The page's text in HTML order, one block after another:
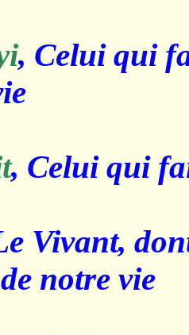
, Celui qui
, Celui qui
Vivant,
notre vie